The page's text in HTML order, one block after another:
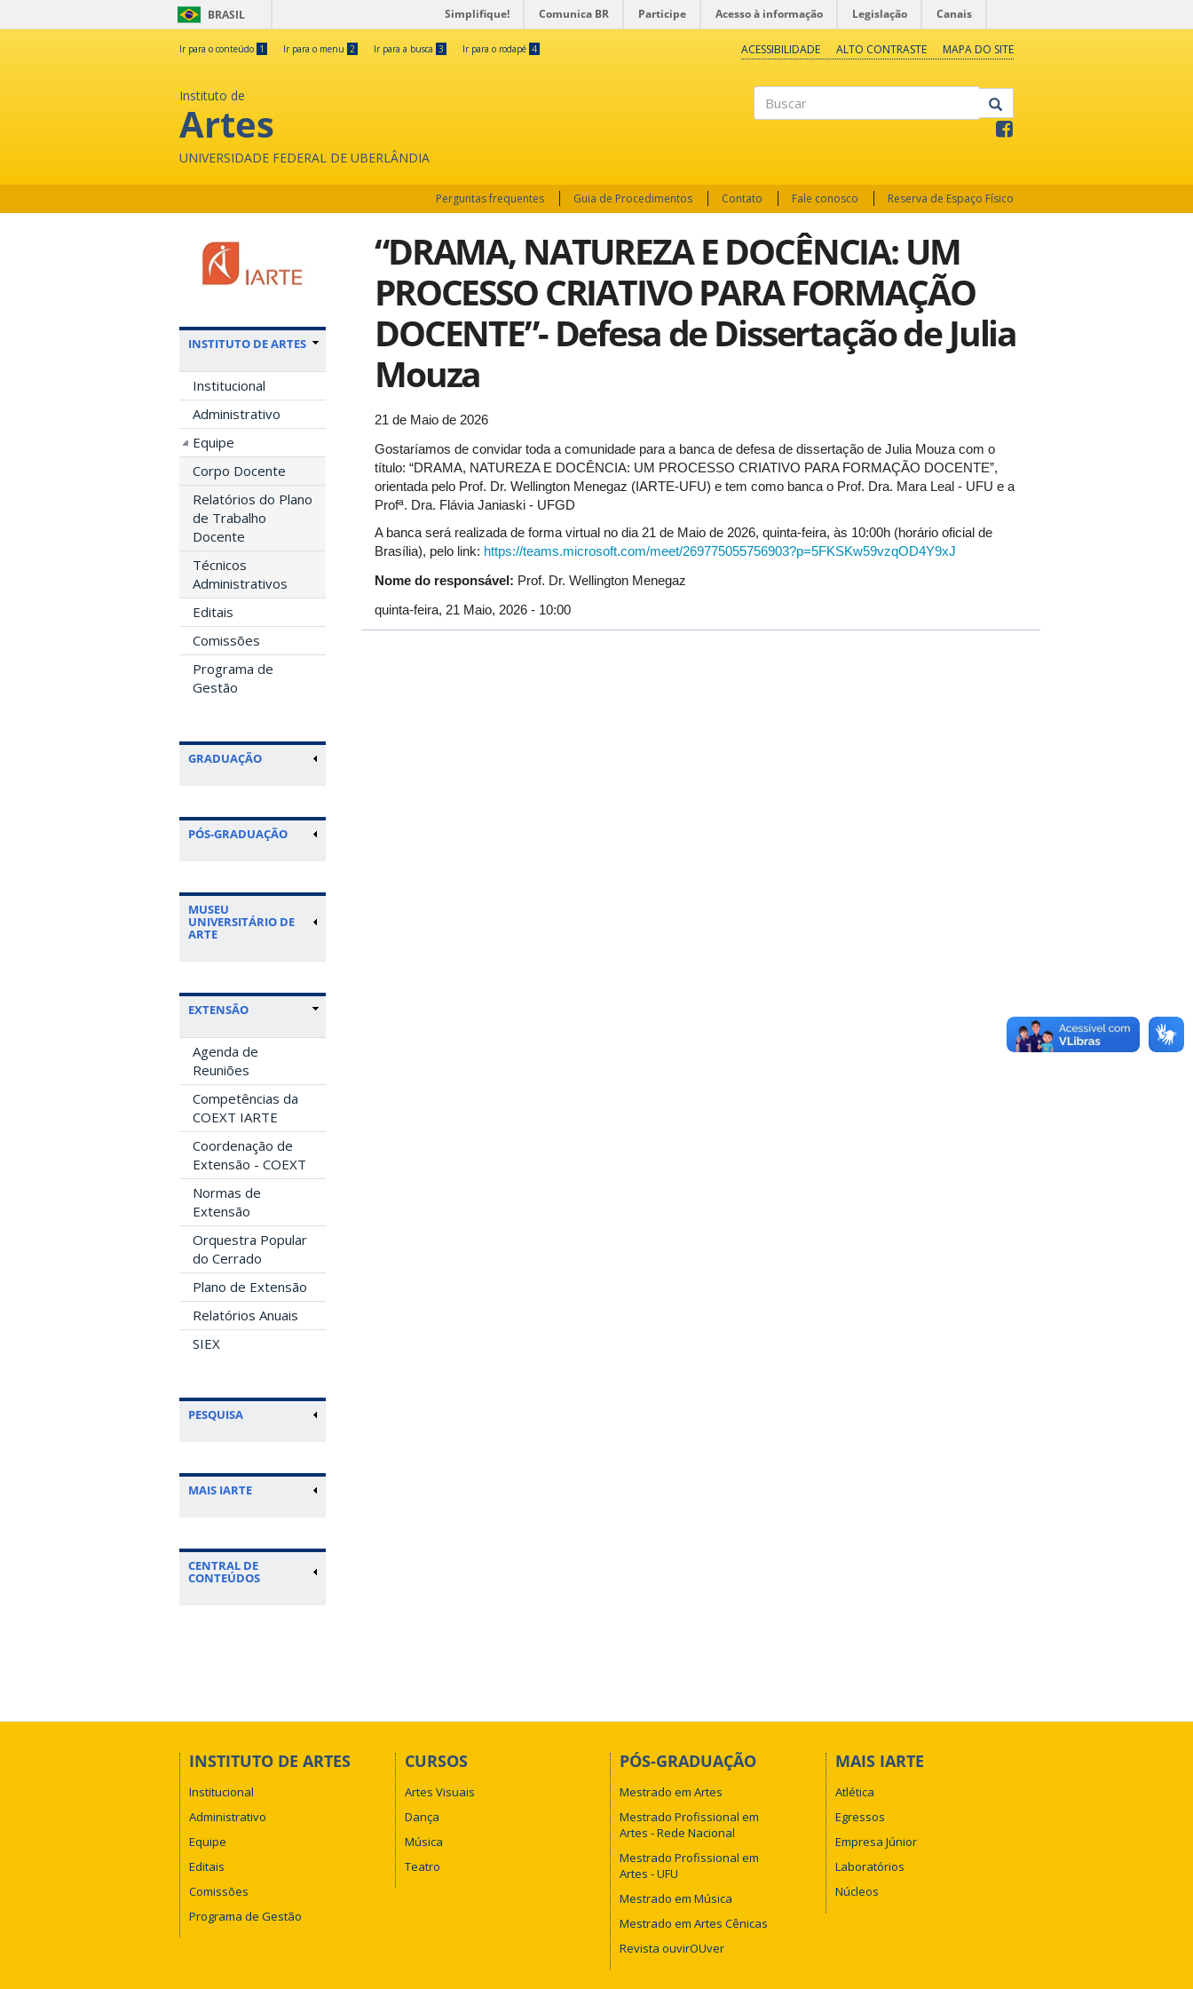
BRASIL Simplifique! Comunica BR Participe Acesso à informação Legislação Canais
Ir para o conteúdo 1 Ir para o menu 2 Ir para a busca 3 Ir para o rodapé 4 ACESSIBILIDADE ALTO CONTRASTE MAPA DO SITE
Instituto de
Artes
UNIVERSIDADE FEDERAL DE UBERLÂNDIA
Perguntas frequentes Guia de Procedimentos Contato Fale conosco Reserva de Espaço Físico
INSTITUTO DE ARTES
Institucional
Administrativo
Equipe
Corpo Docente
Relatórios do Plano
de Trabalho
Docente
Técnicos
Administrativos
Editais
Comissões
Programa de
Gestão
GRADUAÇÃO
PÓS-GRADUAÇÃO
MUSEU
UNIVERSITÁRIO DE
ARTE
EXTENSÃO
Agenda de
Reuniões
Competências da
COEXT IARTE
Coordenação de
Extensão - COEXT
Normas de
Extensão
Orquestra Popular
do Cerrado
Plano de Extensão
Relatórios Anuais
SIEX
PESQUISA
MAIS IARTE
CENTRAL DE
CONTEÚDOS
“DRAMA, NATUREZA E DOCÊNCIA: UM
PROCESSO CRIATIVO PARA FORMAÇÃO
DOCENTE”- Defesa de Dissertação de Julia
Mouza
21 de Maio de 2026
Gostaríamos de convidar toda a comunidade para a banca de defesa de dissertação de Julia Mouza com o
título: “DRAMA, NATUREZA E DOCÊNCIA: UM PROCESSO CRIATIVO PARA FORMAÇÃO DOCENTE”,
orientada pelo Prof. Dr. Wellington Menegaz (IARTE-UFU) e tem como banca o Prof. Dra. Mara Leal - UFU e a
Profª. Dra. Flávia Janiaski - UFGD
A banca será realizada de forma virtual no dia 21 de Maio de 2026, quinta-feira, às 10:00h (horário oficial de
Brasília), pelo link: https://teams.microsoft.com/meet/269775055756903?p=5FKSKw59vzqOD4Y9xJ
Nome do responsável: Prof. Dr. Wellington Menegaz
quinta-feira, 21 Maio, 2026 - 10:00
INSTITUTO DE ARTES
Institucional
Administrativo
Equipe
Editais
Comissões
Programa de Gestão
CURSOS
Artes Visuais
Dança
Música
Teatro
PÓS-GRADUAÇÃO
Mestrado em Artes
Mestrado Profissional em
Artes - Rede Nacional
Mestrado Profissional em
Artes - UFU
Mestrado em Música
Mestrado em Artes Cênicas
Revista ouvirOUver
MAIS IARTE
Atlética
Egressos
Empresa Júnior
Laboratórios
Núcleos